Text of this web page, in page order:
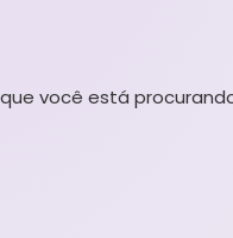
você está